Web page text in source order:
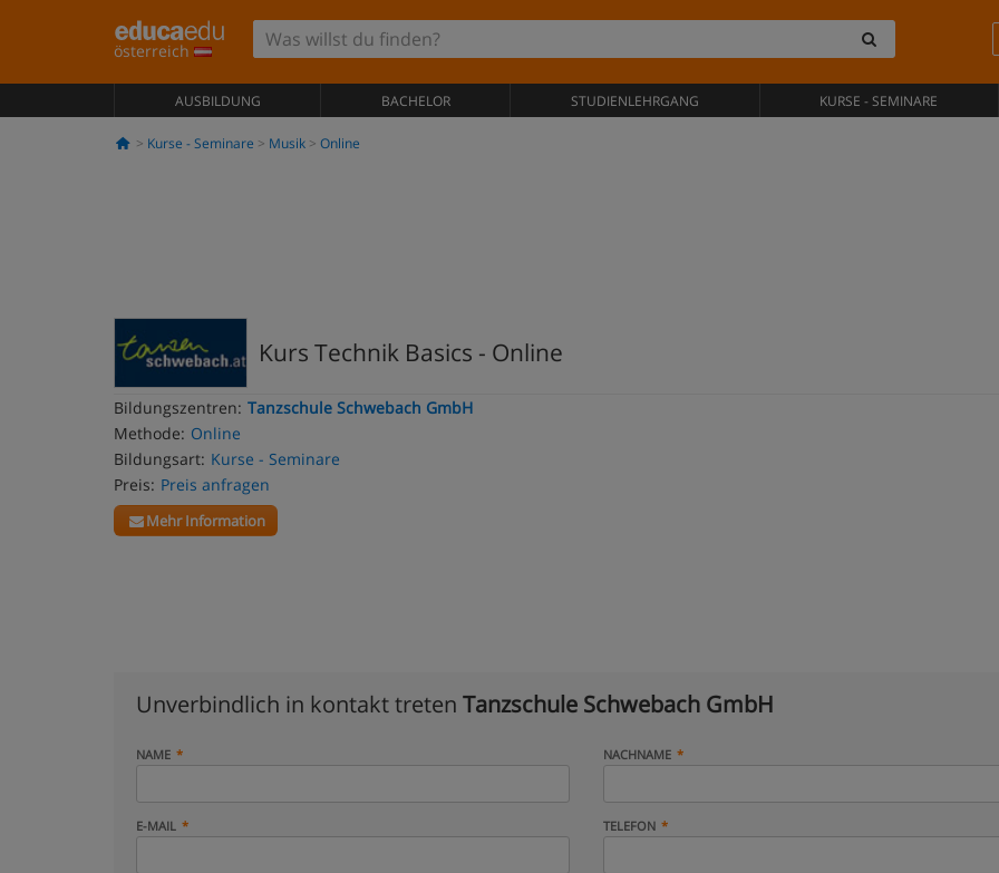
österreich
AUSBILDUNG BACHELOR STUDIENLEHRGANG KURSE - SEMINARE
Kurse - Seminare Musik Online
Kurs Technik Basics - Online
Bildungszentren: Tanzschule Schwebach GmbH
Methode: Online
Bildungsart: Kurse - Seminare
Preis: Preis anfragen
Mehr Information
Unverbindlich in kontakt treten Tanzschule Schwebach GmbH
NAME NACHNAME
E-MAIL TELEFON